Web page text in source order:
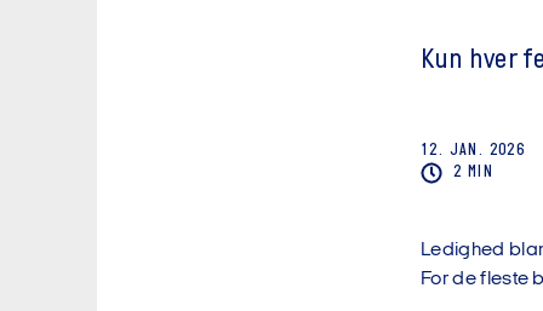
Kun hver
12. JAN. 2026
2 MIN
Ledighed
For de fleste